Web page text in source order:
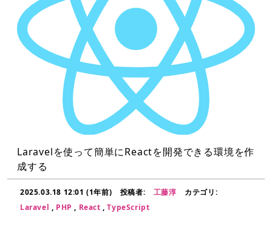
Laravelを使って簡単にReactを開発できる環境を作
成する
2025.03.18 12:01 (1年前) 投稿者: 工藤淳
カテゴリ:
Laravel , PHP, React,TypeScript